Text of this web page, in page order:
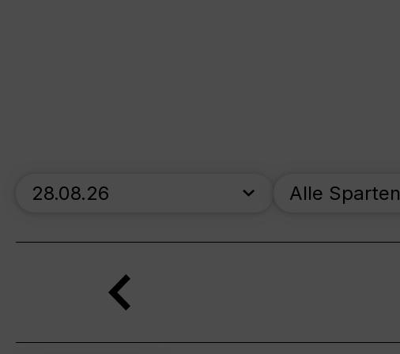
skip_calendar_timeline
Suche
Alle Sparten